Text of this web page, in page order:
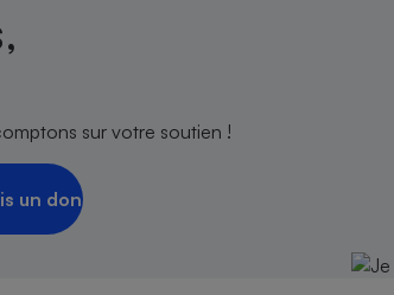
sur votre soutien !
un don